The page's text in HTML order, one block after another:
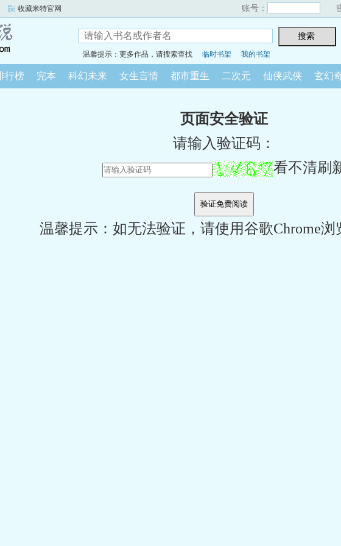
收藏米特官网 账号：
温馨提示：更多作品，请搜索查找 临时书架 我的书架
行榜 完本 科幻未来 女生言情 都市重生 二次元 仙侠武侠 玄幻
页面安全验证
请输入验证码：
看不清刷
温馨提示：如无法验证，请使用谷歌Chrome浏